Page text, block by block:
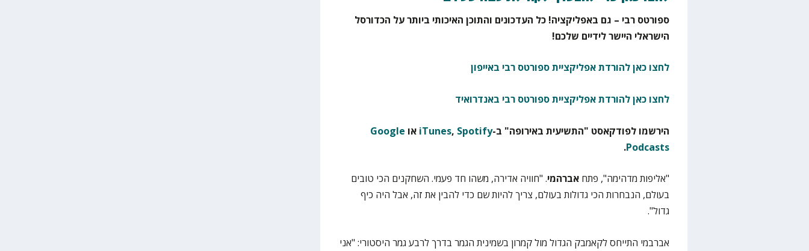
ספורטס רבי – גם באפליקציה! כל העדכונים והתוכן האיכותי ביותר על הכדורסל
הישראלי היישר לידיים שלכם!
לחצו כאן להורדת אפליקציית ספורטס רבי באייפון
לחצו כאן להורדת אפליקציית ספורטס רבי באנדרואיד
הירשמו לפודקאסט "התשיעית באירופה" ב- iTunes, Spotify או Google
Podcasts
.
"אליפות מדהימה", פתח אברהמי. "חוויה אדירה, משהו חד פעמי. השחקנים הכי טובים
בעולם, הנבחרות הכי גדולות בעולם, צריך להיות שם כדי להבין את זה, אבל היה כיף
גדול".
אברבמי התייחס לקאמבק הגדול מול קמרון בשמינית הגמר בדרך לרבע גמר היסטורי: "אני